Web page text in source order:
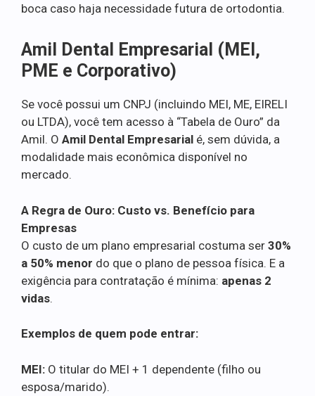
boca caso haja necessidade futura de ortodontia.
Amil Dental Empresarial (MEI,
PME e Corporativo)
Se você possui um CNPJ (incluindo MEI, ME, EIRELI
ou LTDA), você tem acesso à “Tabela de Ouro” da
Amil. O Amil Dental Empresarial é, sem dúvida, a
modalidade mais econômica disponível no
mercado.
A Regra de Ouro: Custo vs. Benefício para
Empresas
O custo de um plano empresarial costuma ser 30%
a 50% menor do que o plano de pessoa física. E a
exigência para contratação é mínima: apenas 2
vidas.
Exemplos de quem pode entrar:
MEI: O titular do MEI + 1 dependente (filho ou
esposa/marido).